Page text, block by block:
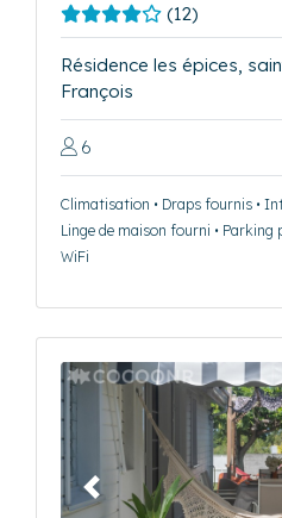
(12)
Résidence les épices,
François
6
Climatisation • Draps fournis •
Linge de maison fourni • Parking
WiFi
Précédent